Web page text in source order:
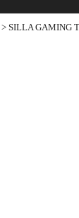
> SILLA GAMING